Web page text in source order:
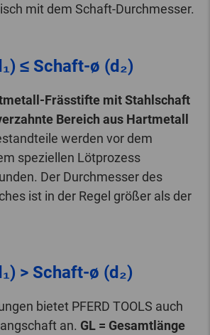
mit dem Schaft-Durchmesser.
≤ Schaft-ø (d₂)
Frässtifte mit Stahlschaft
Bereich aus Hartmetall
werden vor dem
speziellen Lötprozess
Der Durchmesser des
ist in der Regel größer als der
> Schaft-ø (d₂)
bietet PFERD TOOLS auch
an. GL = Gesamtlänge